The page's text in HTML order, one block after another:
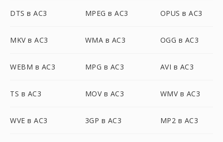
DTS в AC3 MPEG в AC3 OPUS в AC3
MKV в AC3 WMA в AC3 OGG в AC3
WEBM в AC3 MPG в AC3 AVI в AC3
TS в AC3 MOV в AC3 WMV в AC3
WVE в AC3 3GP в AC3 MP2 в AC3